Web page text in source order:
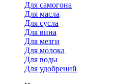
Для самогона
Для масла
Для сусла
Для вина
Для мезги
Для молока
Для воды
Для удобрений